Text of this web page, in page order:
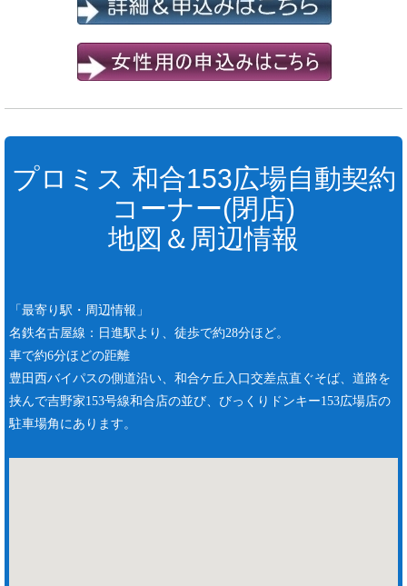
プロミス 和合153広場自動契約
コーナー(閉店)
地図＆周辺情報
「最寄り駅・周辺情報」
名鉄名古屋線：日進駅より、徒歩で約28分ほど。
車で約6分ほどの距離
豊田西バイパスの側道沿い、和合ケ丘入口交差点直ぐそば、道路を
挟んで吉野家153号線和合店の並び、びっくりドンキー153広場店の
駐車場角にあります。